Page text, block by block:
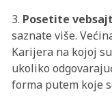
3. Posetite
saznate više.
Karijera na kojoj
ukoliko
forma putem koje